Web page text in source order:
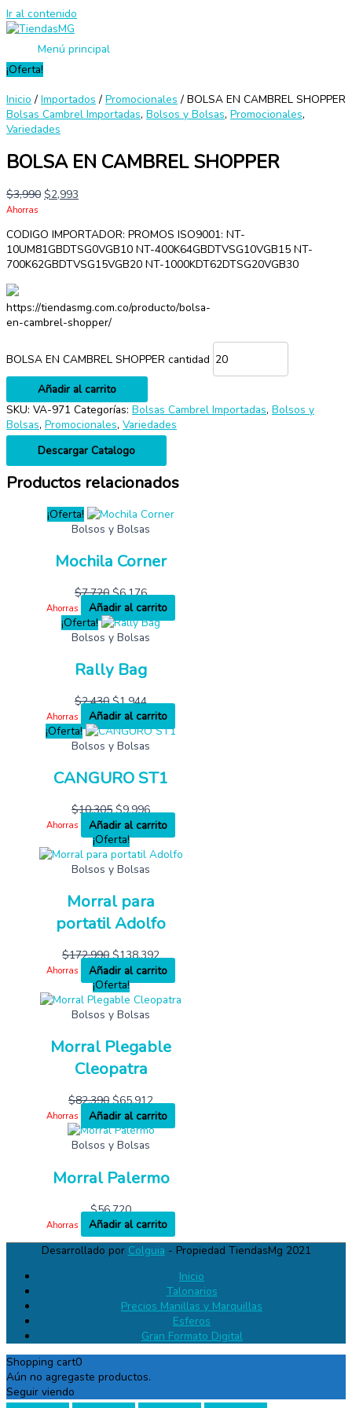
Ir al contenido
Menú principal
¡Oferta!
Inicio / Importados / Promocionales / BOLSA EN CAMBREL SHOPPER
Bolsas Cambrel Importadas, Bolsos y Bolsas, Promocionales,
Variedades
BOLSA EN CAMBREL SHOPPER
$3,990 $2,993
Ahorras
CODIGO IMPORTADOR: PROMOS ISO9001: NT-
10UM81GBDTSG0VGB10 NT-400K64GBDTVSG10VGB15 NT-
700K62GBDTVSG15VGB20 NT-1000KDT62DTSG20VGB30
https://tiendasmg.com.co/producto/bolsa-
en-cambrel-shopper/
BOLSA EN CAMBREL SHOPPER cantidad
Añadir al carrito
SKU: VA-971 Categorías: Bolsas Cambrel Importadas, Bolsos y
Bolsas, Promocionales, Variedades
Descargar Catalogo
Productos relacionados
¡Oferta!
Bolsos y Bolsas
Mochila Corner
$7,720 $6,176
Ahorras
Añadir al carrito
¡Oferta!
Bolsos y Bolsas
Rally Bag
$2,430 $1,944
Ahorras
Añadir al carrito
¡Oferta!
Bolsos y Bolsas
CANGURO ST1
$10,305 $9,996
Ahorras
Añadir al carrito
¡Oferta!
Bolsos y Bolsas
Morral para
portatil Adolfo
$172,990 $138,392
Ahorras
Añadir al carrito
¡Oferta!
Bolsos y Bolsas
Morral Plegable
Cleopatra
$82,390 $65,912
Ahorras
Añadir al carrito
Bolsos y Bolsas
Morral Palermo
$56,720
Ahorras
Añadir al carrito
Desarrollado por Colguia - Propiedad TiendasMg 2021
Inicio
Talonarios
Precios Manillas y Marquillas
Esferos
Gran Formato Digital
Shopping cart0
Aún no agregaste productos.
Seguir viendo